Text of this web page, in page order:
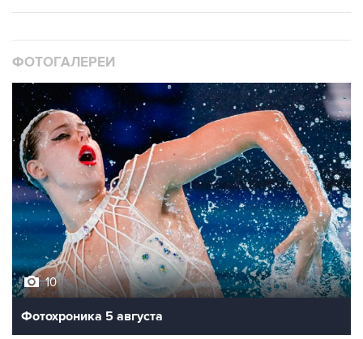
ФОТОГАЛЕРЕИ
10
Фотохроника 5 августа